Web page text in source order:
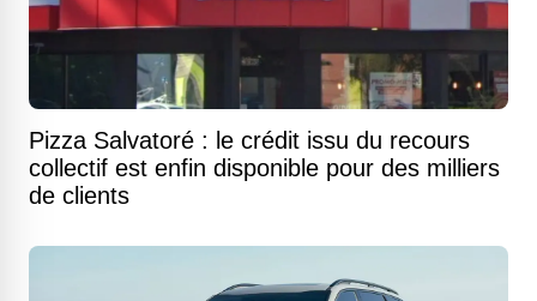
Pizza Salvatoré : le crédit issu du recours
collectif est enfin disponible pour des milliers
de clients